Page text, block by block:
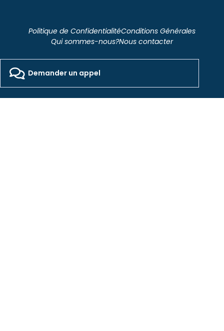
Politique de ConfidentialitéConditions Générales
Qui sommes-nous?Nous contacter
2026 - Freepackers - All Rights Reserved​
Designed by Pocom Digital Agency
Demander un appel